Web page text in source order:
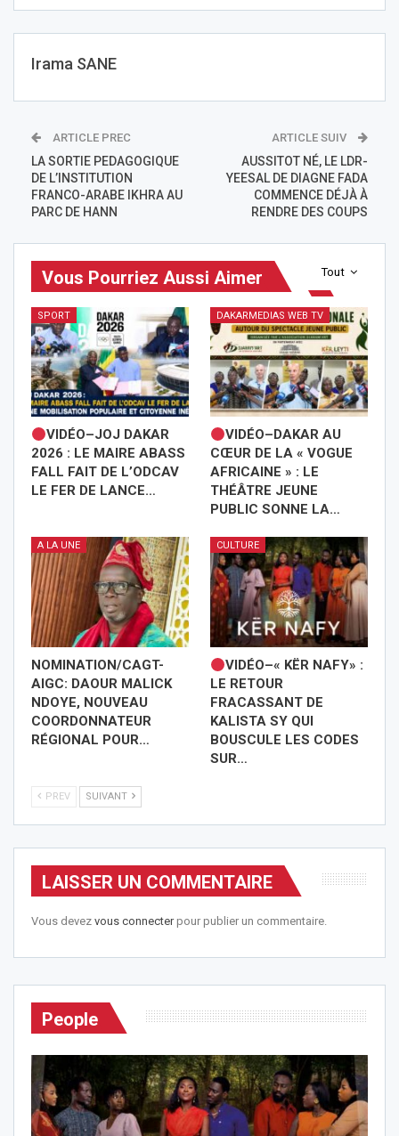
Irama SANE
ARTICLE PREC
LA SORTIE PEDAGOGIQUE
DE L’INSTITUTION
FRANCO-ARABE IKHRA AU
PARC DE HANN
ARTICLE SUIV
AUSSITOT NÉ, LE LDR-
YEESAL DE DIAGNE FADA
COMMENCE DÉJÀ À
RENDRE DES COUPS
Tout
Vous Pourriez Aussi Aimer
SPORT
VIDÉO–JOJ DAKAR
2026 : LE MAIRE ABASS
FALL FAIT DE L’ODCAV
LE FER DE LANCE…
DAKARMEDIAS WEB TV
VIDÉO–DAKAR AU
CŒUR DE LA « VOGUE
AFRICAINE » : LE
THÉÂTRE JEUNE
PUBLIC SONNE LA…
A LA UNE
NOMINATION/CAGT-
AIGC: DAOUR MALICK
NDOYE, NOUVEAU
COORDONNATEUR
RÉGIONAL POUR…
CULTURE
VIDÉO–« KËR NAFY» :
LE RETOUR
FRACASSANT DE
KALISTA SY QUI
BOUSCULE LES CODES
SUR…
PREV SUIVANT
LAISSER UN COMMENTAIRE
Vous devez vous connecterpour publier un commentaire.
People